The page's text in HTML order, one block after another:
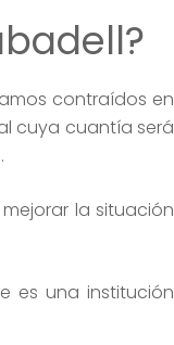
contraídos en
cuya cuantía será
la situación
es una institución